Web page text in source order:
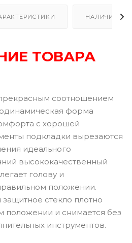
НАЛИЧИЕ В
ТОВАРА
соотношением
форма
с хорошей
подкладки вырезаются
идеального
высококачественный
голову и
положении.
стекло плотно
положении и снимается без
инструментов.